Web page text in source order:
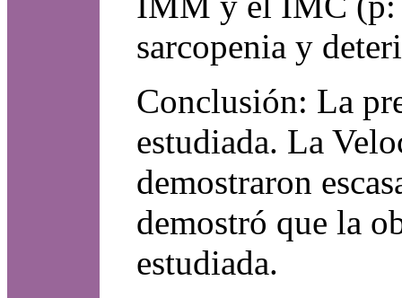
sarcopenia y
Conclusión: La
estudiada. La
demostraron
demostró que la
estudiada.